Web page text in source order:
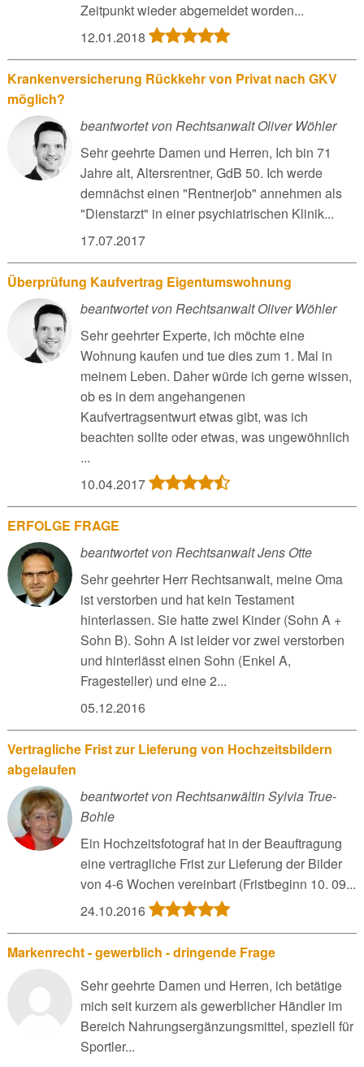
Zeitpunkt wieder abgemeldet worden...
12.01.2018
Krankenversicherung Rückkehr von Privat nach GKV
möglich?
beantwortet von Rechtsanwalt Oliver Wöhler
Sehr geehrte Damen und Herren, Ich bin 71
Jahre alt, Altersrentner, GdB 50. Ich werde
demnächst einen "Rentnerjob" annehmen als
"Dienstarzt" in einer psychiatrischen Klinik...
17.07.2017
Überprüfung Kaufvertrag Eigentumswohnung
beantwortet von Rechtsanwalt Oliver Wöhler
Sehr geehrter Experte, ich möchte eine
Wohnung kaufen und tue dies zum 1. Mal in
meinem Leben. Daher würde ich gerne wissen,
ob es in dem angehangenen
Kaufvertragsentwurt etwas gibt, was ich
beachten sollte oder etwas, was ungewöhnlich
...
10.04.2017
ERFOLGE FRAGE
beantwortet von Rechtsanwalt Jens Otte
Sehr geehrter Herr Rechtsanwalt, meine Oma
ist verstorben und hat kein Testament
hinterlassen. Sie hatte zwei Kinder (Sohn A +
Sohn B). Sohn A ist leider vor zwei verstorben
und hinterlässt einen Sohn (Enkel A,
Fragesteller) und eine 2...
05.12.2016
Vertragliche Frist zur Lieferung von Hochzeitsbildern
abgelaufen
beantwortet von Rechtsanwältin Sylvia True-
Bohle
Ein Hochzeitsfotograf hat in der Beauftragung
eine vertragliche Frist zur Lieferung der Bilder
von 4-6 Wochen vereinbart (Fristbeginn 10. 09...
24.10.2016
Markenrecht - gewerblich - dringende Frage
Sehr geehrte Damen und Herren, ich betätige
mich seit kurzem als gewerblicher Händler im
Bereich Nahrungsergänzungsmittel, speziell für
Sportler...